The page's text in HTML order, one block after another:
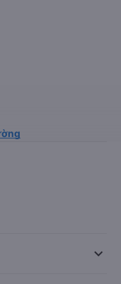
keyboard_arrow_down